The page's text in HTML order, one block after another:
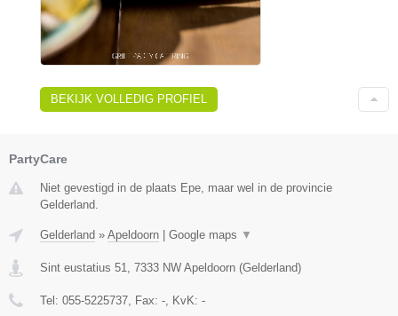
BEKIJK VOLLEDIG PROFIEL
PartyCare
Niet gevestigd in de plaats Epe, maar wel in de provincie
Gelderland.
Gelderland » Apeldoorn Google maps ▼
Sint eustatius 51 7333 NW Apeldoorn (Gelderland)
Tel: 055-5225737 , Fax: - , KvK: -